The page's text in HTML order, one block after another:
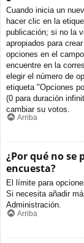
Cuando inicia un
hacer clic en la
publicación; si no la
apropiados para
opciones en el
encuentre en la
elegir el número de
etiqueta "Opciones
(0 para duración
cambiar su votos.
Arriba
¿Por qué no se
encuesta?
El límite para
Si necesita añadir
Administración.
Arriba